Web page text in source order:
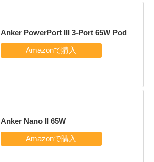
Anker PowerPort III 3-Port 65W Pod
Anker Nano II 65W